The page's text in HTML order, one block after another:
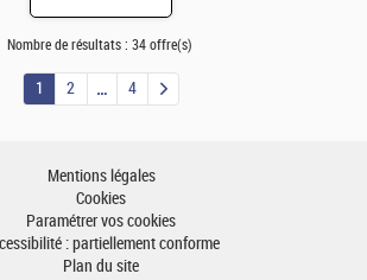
rayon X -
neutrons de
H/F
Nombre de résultats : 34 offre(s)
1 2 4
Mentions légales
Cookies
Paramétrer vos cookies
: partiellement conforme
Plan du site